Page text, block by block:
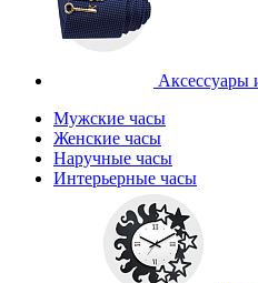
Аксессуары
Мужские часы
Женские часы
Наручные часы
Интерьерные часы